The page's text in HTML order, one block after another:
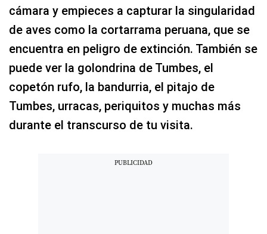
cámara y empieces a capturar la singularidad
de aves como la cortarrama peruana, que se
encuentra en peligro de extinción. También se
puede ver la golondrina de Tumbes, el
copetón rufo, la bandurria, el pitajo de
Tumbes, urracas, periquitos y muchas más
durante el transcurso de tu visita.